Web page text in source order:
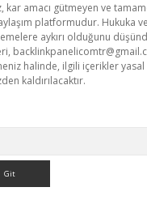
kar amacı gütmeyen ve
platformudur. Hukuka
aykırı olduğunu
halinde, ilgili içerikler
kaldırılacaktır.